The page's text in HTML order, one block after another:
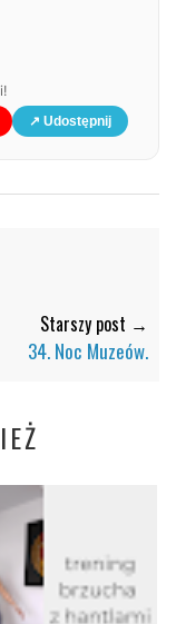
↗ Udostępnij
Starszy post →
34. Noc Muzeów.